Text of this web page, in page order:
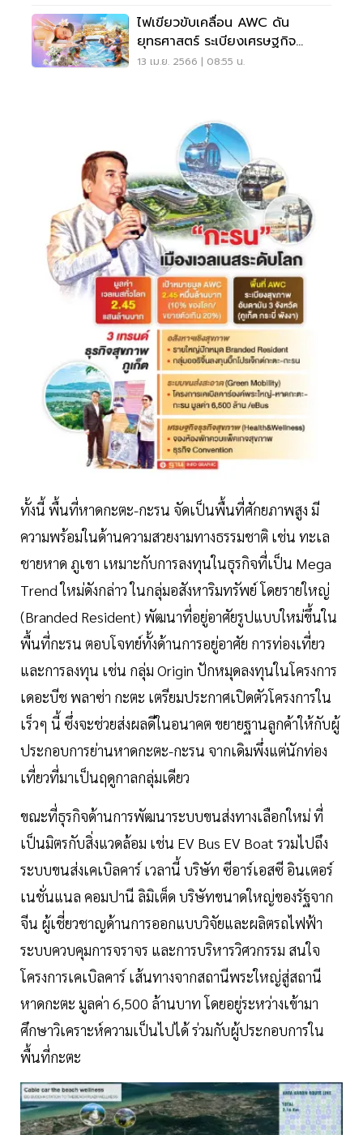
ไฟเขียวขับเคลื่อน AWC ดัน
ยุทธศาสตร์ ระเบียงเศรษฐกิจ
สุขภาพอันดามัน
13 เม.ย. 2566 | 08:55 น.
ทั้งนี้ พื้นที่หาดกะตะ-กะรน จัดเป็นพื้นที่ศักยภาพสูง มี
ความพร้อมในด้านความสวยงามทางธรรมชาติ เช่น ทะเล
ชายหาด ภูเขา เหมาะกับการลงทุนในธุรกิจที่เป็น Mega
Trend ใหม่ดังกล่าว ในกลุ่มอสังหาริมทรัพย์ โดยรายใหญ่
(Branded Resident) พัฒนาที่อยู่อาศัยรูปแบบใหม่ขึ้นใน
พื้นที่กะรน ตอบโจทย์ทั้งด้านการอยู่อาศัย การท่องเที่ยว
และการลงทุน เช่น กลุ่ม Origin ปักหมุดลงทุนในโครงการ
เดอะบีช พลาซ่า กะตะ เตรียมประกาศเปิดตัวโครงการใน
เร็วๆ นี้ ซึ่งจะช่วยส่งผลดีในอนาคต ขยายฐานลูกค้าให้กับผู้
ประกอบการย่านหาดกะตะ-กะรน จากเดิมพึ่งแต่นักท่อง
เที่ยวที่มาเป็นฤดูกาลกลุ่มเดียว
ขณะที่ธุรกิจด้านการพัฒนาระบบขนส่งทางเลือกใหม่ ที่
เป็นมิตรกับสิ่งแวดล้อม เช่น EV Bus EV Boat รวมไปถึง
ระบบขนส่งเคเบิลคาร์ เวลานี้ บริษัท ซีอาร์เอสซี อินเตอร์
เนชั่นแนล คอมปานี ลิมิเต็ด บริษัทขนาดใหญ่ของรัฐจาก
จีน ผู้เชี่ยวชาญด้านการออกแบบวิจัยและผลิตรถไฟฟ้า
ระบบควบคุมการจราจร และการบริหารวิศวกรรม สนใจ
โครงการเคเบิลคาร์ เส้นทางจากสถานีพระใหญ่สู่สถานี
หาดกะตะ มูลค่า 6,500 ล้านบาท โดยอยู่ระหว่างเข้ามา
ศึกษาวิเคราะห์ความเป็นไปได้ ร่วมกับผู้ประกอบการใน
พื้นที่กะตะ